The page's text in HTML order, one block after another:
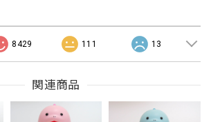
8429 111 13
関連商品